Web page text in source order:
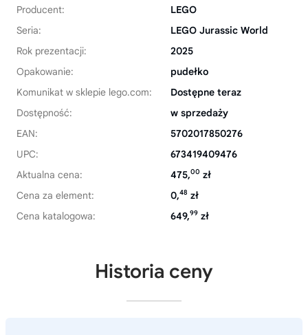
Producent:
LEGO
Seria:
LEGO Jurassic World
Rok prezentacji:
2025
Opakowanie:
pudełko
Komunikat w sklepie lego.com:
Dostępne teraz
Dostępność:
w sprzedaży
EAN:
5702017850276
UPC:
673419409476
Aktualna cena:
475,00 zł
Cena za element:
0,48 zł
Cena katalogowa:
649,99 zł
Historia ceny